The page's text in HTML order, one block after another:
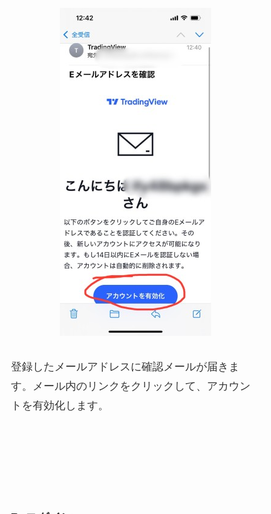
登録したメールアドレスに確認メールが届きま
す。メール内のリンクをクリックして、アカウン
トを有効化します。